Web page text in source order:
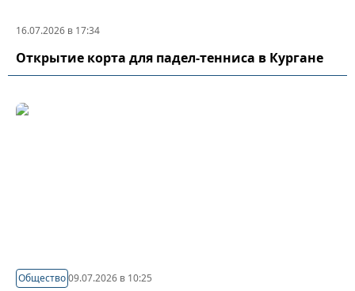
16.07.2026 в 17:34
Открытие корта для падел-тенниса в Кургане
Общество09.07.2026 в 10:25